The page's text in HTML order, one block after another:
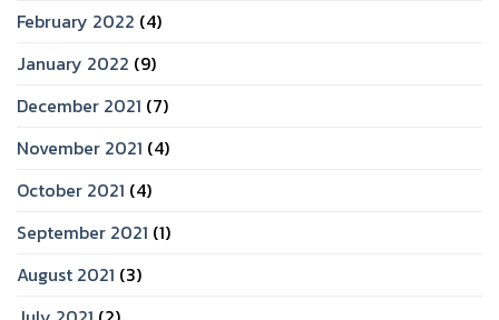
February 2022 (4)
January 2022 (9)
December 2021 (7)
November 2021 (4)
October 2021 (4)
September 2021 (1)
August 2021 (3)